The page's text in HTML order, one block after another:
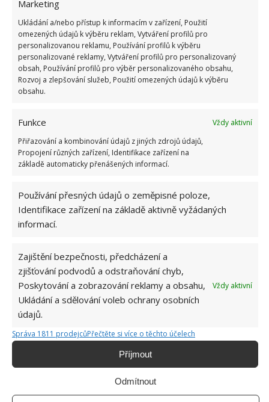
Marketing
Ukládání a/nebo přístup k informacím v zařízení, Použití
omezených údajů k výběru reklam, Vytváření profilů pro
personalizovanou reklamu, Používání profilů k výběru
personalizované reklamy, Vytváření profilů pro personalizovaný
obsah, Používání profilů pro výběr personalizovaného obsahu,
Rozvoj a zlepšování služeb, Použití omezených údajů k výběru
obsahu.
Funkce
Vždy aktivní
Přiřazování a kombinování údajů z jiných zdrojů údajů,
Propojení různých zařízení, Identifikace zařízení na
základě automaticky přenášených informací.
Používání přesných údajů o zeměpisné poloze,
Identifikace zařízení na základě aktivně vyžádaných
informací.
Zajištění bezpečnosti, předcházení a
zjišťování podvodů a odstraňování chyb,
Poskytování a zobrazování reklamy a obsahu,
Ukládání a sdělování voleb ochrany osobních
údajů.
Vždy aktivní
Správa 1811 prodejcůPřečtěte si více o těchto účelech
Příjmout
Odmítnout
rukavice. Křemelinou posypte půdu pomocí plastové
odměrky, poté mírně zeminu promíchejte. Zajistíte
tím, že se křemelina usadí pod horní vrstvou půdy.
Mokrá varianta znamená, že smícháte čtyři lžíce
křemeliny se 4,5 litry vody. Směs naneste na určené
oblasti.
PŮDA ROSTLINY